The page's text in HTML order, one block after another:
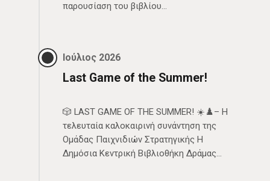
παρουσίαση του βιβλίου…
Ιούλιος 2026
Last Game of the Summer!
🎲 LAST GAME OF THE SUMMER! ☀️♟️– Η
τελευταία καλοκαιρινή συνάντηση της
Ομάδας Παιχνιδιών Στρατηγικής Η
Δημόσια Κεντρική Βιβλιοθήκη Δράμας…